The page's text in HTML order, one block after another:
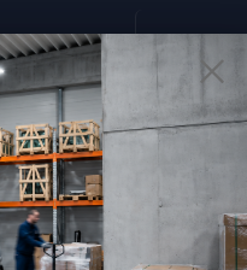
EXPEDUJEME!!